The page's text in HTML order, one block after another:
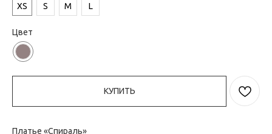
XS
S M L
Цвет
КУПИТЬ
Платье «Спираль»